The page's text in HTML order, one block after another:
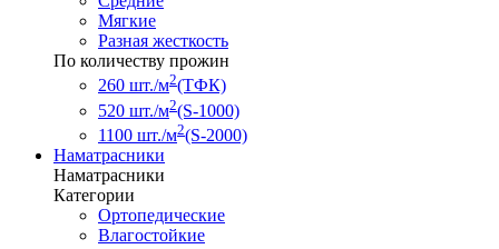
Мягкие
Разная жесткость
По количеству прожин
260 шт./м2(ТФК)
520 шт./м2(S-1000)
1100 шт./м2(S-2000)
Наматрасники
Наматрасники
Категории
Ортопедические
Влагостойкие